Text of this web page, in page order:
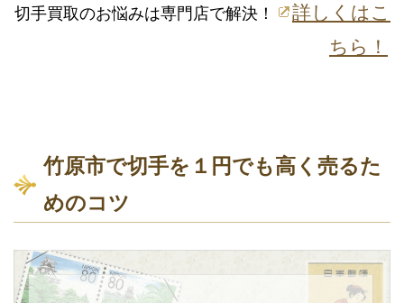
切手買取のお悩みは専門店で解決！
詳しくはこ
ちら！
竹原市で切手を１円でも高く売るた
めのコツ